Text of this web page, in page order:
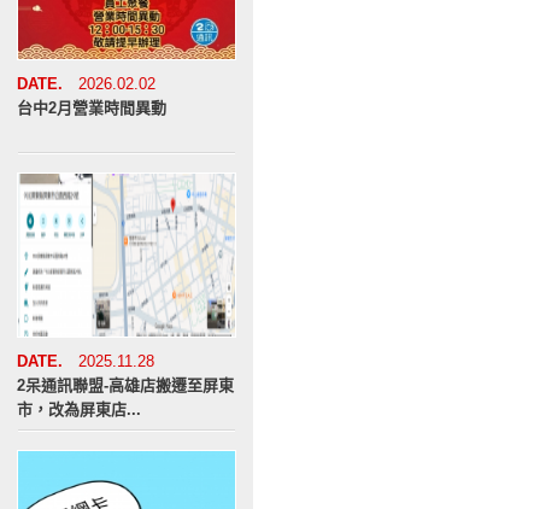
DATE. 2026.02.02
台中2月營業時間異動
DATE. 2025.11.28
2呆通訊聯盟-高雄店搬遷至屏東
市，改為屏東店...